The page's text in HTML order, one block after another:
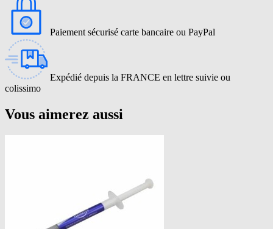
Paiement sécurisé carte bancaire ou PayPal
Expédié depuis la FRANCE en lettre suivie ou
colissimo
Vous aimerez aussi